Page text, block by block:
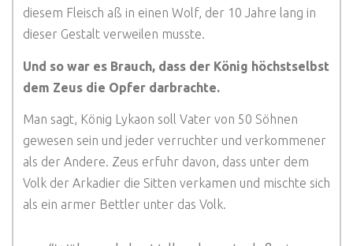
diesem Fleisch aß in einen Wolf, der 10 Jahre lang in
dieser Gestalt verweilen musste.
Und so war es Brauch, dass der König höchstselbst
dem Zeus die Opfer darbrachte.
Man sagt, König Lykaon soll Vater von 50 Söhnen
gewesen sein und jeder verruchter und verkommener
als der Andere. Zeus erfuhr davon, dass unter dem
Volk der Arkadier die Sitten verkamen und mischte sich
als ein armer Bettler unter das Volk.